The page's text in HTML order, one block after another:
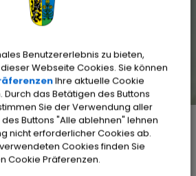
Bürgerinfo
Rathaus
Benutzererlebnis zu bieten,
Webseite Cookies. Sie können
Ihre aktuelle Cookie
Durch das Betätigen des Buttons
Sie der Verwendung aller
Buttons "Alle ablehnen" lehnen
nicht erforderlicher Cookies ab.
Cookies finden Sie
Cookie Präferenzen.